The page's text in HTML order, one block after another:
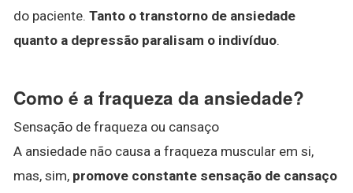
do paciente. Tanto o transtorno de ansiedade
quanto a depressão paralisam o indivíduo.
Como é a fraqueza da ansiedade?
Sensação de fraqueza ou cansaço
A ansiedade não causa a fraqueza muscular em si,
mas, sim, promove constante sensação de cansaço